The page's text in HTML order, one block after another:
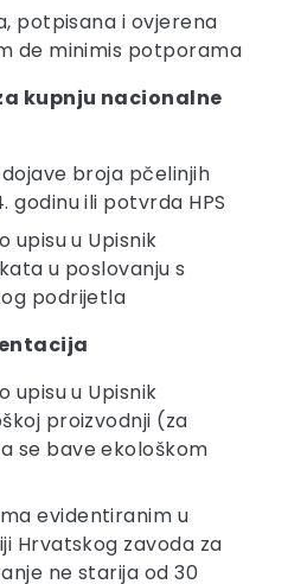
potpisana i ovjerena
de minimis potporama
kupnju nacionalne
broja pčelinjih
godinu ili potvrda HPS
upisu u Upisnik
u poslovanju s
podrijetla
upisu u Upisnik
proizvodnji (za
se bave ekološkom
evidentiranim u
Hrvatskog zavoda za
ne starija od 30